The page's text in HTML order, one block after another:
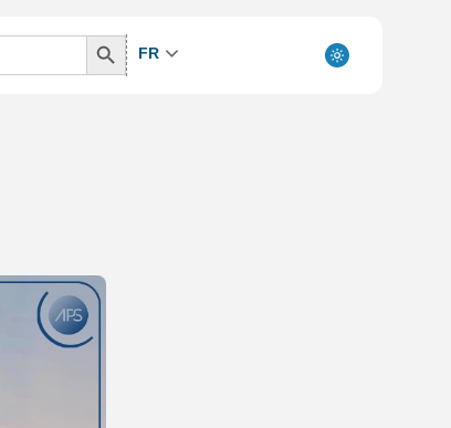
Search
Button
FR